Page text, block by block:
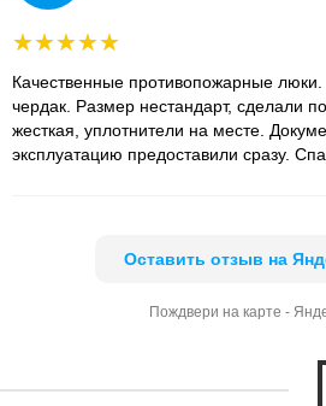
Качественные противопожарные
чердак. Размер нестандарт, сделали
жесткая, уплотнители на месте.
эксплуатацию предоставили сразу.
Оставить отзыв на
Пождвери на карте -